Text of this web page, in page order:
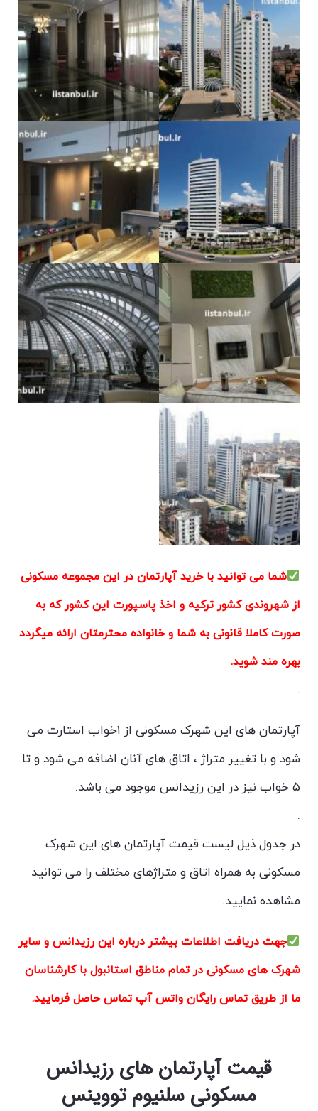
شما می توانید با خرید آپارتمان در این مجموعه مسکونی
از شهروندی کشور ترکیه و اخذ پاسپورت این کشور که به
صورت کاملا قانونی به شما و خانواده محترمتان ارائه میگردد
بهره مند شوید.
.
آپارتمان های این شهرک مسکونی از ۱خواب استارت می
شود و با تغییر متراژ ، اتاق های آنان اضافه می شود و تا
۵ خواب نیز در این رزیدانس موجود می باشد.
.
در جدول ذیل لیست قیمت آپارتمان های این شهرک
مسکونی به همراه اتاق و متراژهای مختلف را می توانید
مشاهده نمایید.
جهت دریافت اطلاعات بیشتر درباره این رزیدانس و سایر
شهرک های مسکونی در تمام مناطق استانبول با کارشناسان
ما از طریق تماس رایگان واتس آپ تماس حاصل فرمایید.
قیمت آپارتمان های رزیدانس
مسکونی سلنیوم تووینس